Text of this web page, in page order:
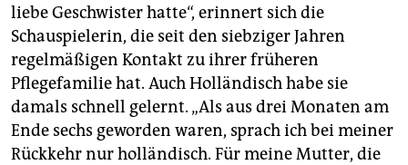
liebe Geschwister hatte“, erinnert sich die
Schauspielerin, die seit den siebziger Jahren
regelmäßigen Kontakt zu ihrer früheren
Pflegefamilie hat. Auch Holländisch habe sie
damals schnell gelernt. „Als aus drei Monaten am
Ende sechs geworden waren, sprach ich bei meiner
Rückkehr nur holländisch. Für meine Mutter, die